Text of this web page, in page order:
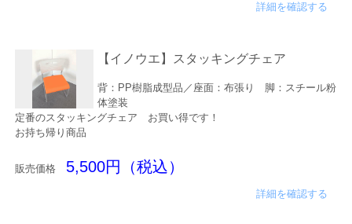
詳細を確認する
【イノウエ】スタッキングチェア
背：PP樹脂成型品／座面：布張り 脚：スチール粉
体塗装
定番のスタッキングチェア お買い得です！
お持ち帰り商品
販売価格 5,500円（税込）
詳細を確認する